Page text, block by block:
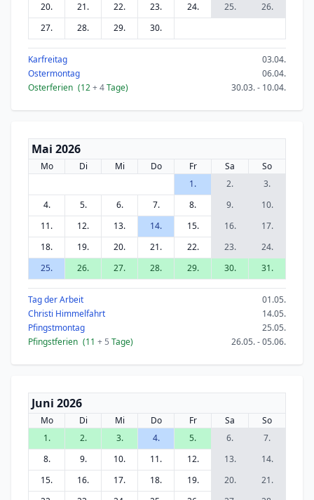
20.
21. 22. 23. 24. 25.
26.
27.
28. 29. 30.
Karfreitag
03.04.
Ostermontag
06.04.
Osterferien (12+ 4Tage) 30.03. - 10.04.
Mai 2026
Mo Di Mi Do Fr Sa
So
1.
2.
3.
4.
5. 6. 7. 8. 9.
10.
11.
12. 13. 14. 15. 16.
17.
18.
19. 20. 21. 22. 23.
24.
25.
26. 27. 28. 29. 30. 31.
Tag der Arbeit
01.05.
Christi Himmelfahrt
14.05.
Pfingstmontag
25.05.
Pfingstferien (11 + 5 Tage) 26.05. - 05.06.
Juni 2026
Mo Di Mi Do Fr Sa
So
1.
2. 3. 4. 5. 6.
7.
8.
9. 10. 11. 12. 13.
14.
15.
16. 17. 18. 19. 20.
21.